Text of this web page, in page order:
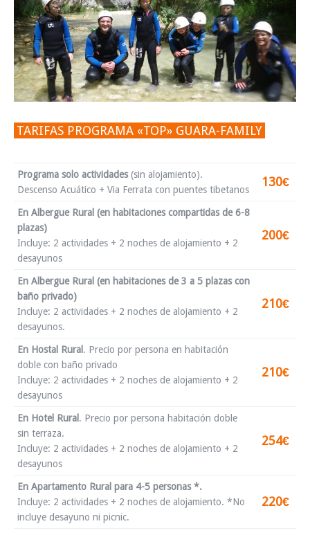
TARIFAS PROGRAMA «TOP» GUARA-FAMILY
Programa solo actividades(sin alojamiento).
Descenso Acuático + Via Ferrata con puentes tibetanos
130€
En Albergue Rural (en habitaciones compartidas de 6-8
plazas)
Incluye: 2 actividades + 2 noches de alojamiento + 2
desayunos
200€
En Albergue Rural (en habitaciones de 3 a 5 plazas con
baño privado)
Incluye: 2 actividades + 2 noches de alojamiento + 2
desayunos.
210€
En Hostal Rural . Precio por persona en habitación
doble con baño privado
Incluye: 2 actividades + 2 noches de alojamiento + 2
desayunos
210€
En Hotel Rural . Precio por persona habitación doble
sin terraza.
Incluye: 2 actividades + 2 noches de alojamiento + 2
desayunos
254€
En Apartamento Rural para 4-5 personas *.
Incluye: 2 actividades + 2 noches de alojamiento. *No
incluye desayuno ni picnic.
220€